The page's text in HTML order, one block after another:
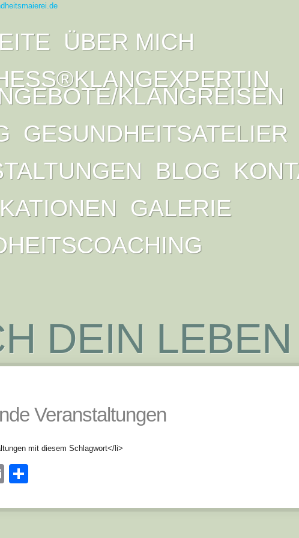
ÜBER MICH
KLANGREISEN
GESUNDHEITSATELIER
BLOG
GALERIE
DEIN
Veranstaltungen
mit diesem Schlagwort</li>
Email